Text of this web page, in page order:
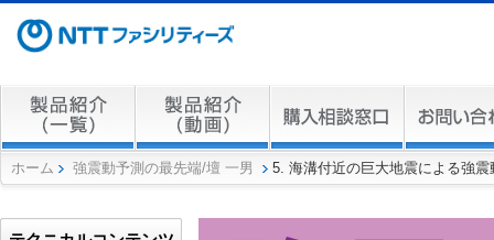
ホーム 強震動予測の最先端/壇 一男 5. 海溝付近の巨大地震による強